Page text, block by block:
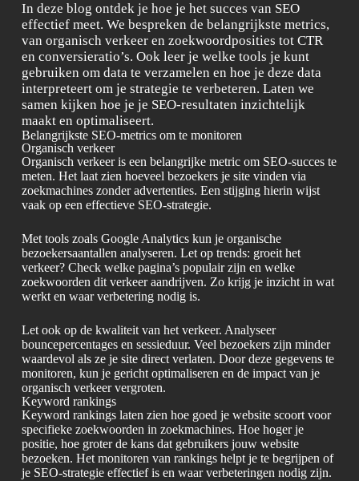
In deze blog ontdek je hoe je het succes van SEO
effectief meet. We bespreken de belangrijkste metrics,
van organisch verkeer en zoekwoordposities tot CTR
en conversieratio’s. Ook leer je welke tools je kunt
gebruiken om data te verzamelen en hoe je deze data
interpreteert om je strategie te verbeteren. Laten we
samen kijken hoe je je SEO-resultaten inzichtelijk
maakt en optimaliseert.
Belangrijkste SEO-metrics om te monitoren
Organisch verkeer
Organisch verkeer is een belangrijke metric om SEO-succes te
meten. Het laat zien hoeveel bezoekers je site vinden via
zoekmachines zonder advertenties. Een stijging hierin wijst
vaak op een effectieve SEO-strategie.
Met tools zoals Google Analytics kun je organische
bezoekersaantallen analyseren. Let op trends: groeit het
verkeer? Check welke pagina’s populair zijn en welke
zoekwoorden dit verkeer aandrijven. Zo krijg je inzicht in wat
werkt en waar verbetering nodig is.
Let ook op de kwaliteit van het verkeer. Analyseer
bouncepercentages en sessieduur. Veel bezoekers zijn minder
waardevol als ze je site direct verlaten. Door deze gegevens te
monitoren, kun je gericht optimaliseren en de impact van je
organisch verkeer vergroten.
Keyword rankings
Keyword rankings laten zien hoe goed je website scoort voor
specifieke zoekwoorden in zoekmachines. Hoe hoger je
positie, hoe groter de kans dat gebruikers jouw website
bezoeken. Het monitoren van rankings helpt je te begrijpen of
je SEO-strategie effectief is en waar verbeteringen nodig zijn.